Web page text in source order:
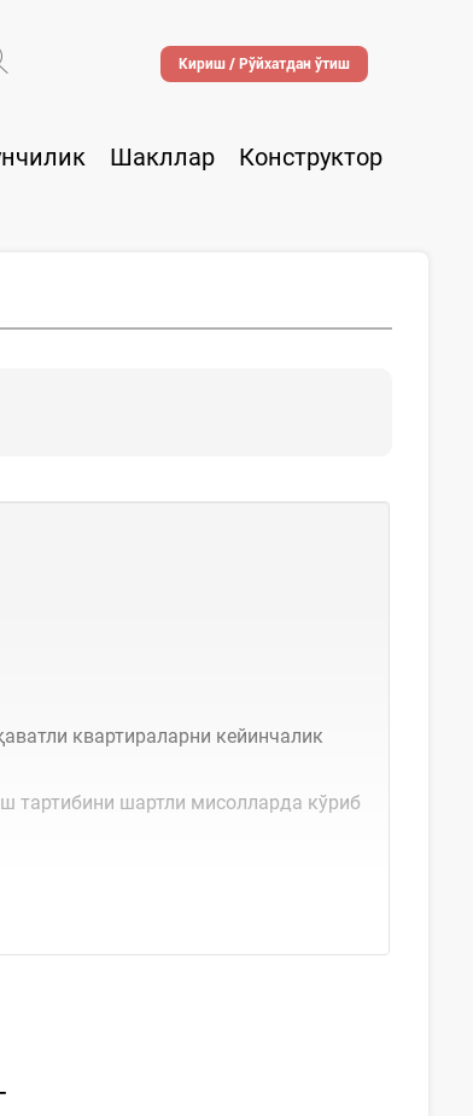
Кириш / Рўйхатдан ўтиш
Шакллар
Конструктор
квартираларни кейинчалик
тартибини шартли мисолларда кўриб